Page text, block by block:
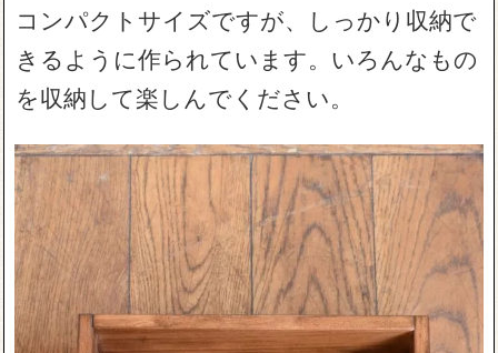
コンパクトサイズですが、しっかり収納で
きるように作られています。いろんなもの
を収納して楽しんでください。